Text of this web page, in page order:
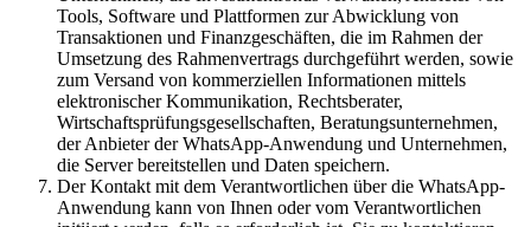
Tools, Software und Plattformen zur Abwicklung von
Transaktionen und Finanzgeschäften, die im Rahmen der
Umsetzung des Rahmenvertrags durchgeführt werden, sowie
zum Versand von kommerziellen Informationen mittels
elektronischer Kommunikation, Rechtsberater,
Wirtschaftsprüfungsgesellschaften, Beratungsunternehmen,
der Anbieter der WhatsApp-Anwendung und Unternehmen,
die Server bereitstellen und Daten speichern.
Der Kontakt mit dem Verantwortlichen über die WhatsApp-
Anwendung kann von Ihnen oder vom Verantwortlichen